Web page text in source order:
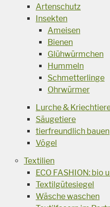
Artenschutz
Insekten
Ameisen
Bienen
Glühwürmchen
Hummeln
Schmetterlinge
Ohrwürmer
Lurche &
Säugetiere
tierfreundlich bauen
Vögel
Textilien
ECO FASHION: bio
Textilgütesiegel
Wäsche waschen